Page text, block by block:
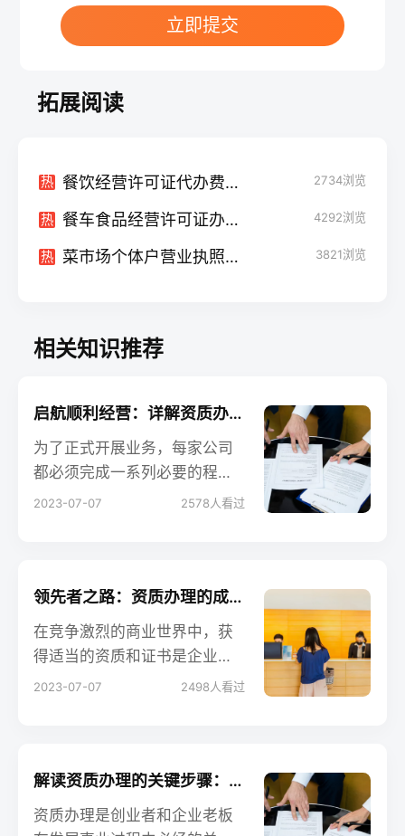
立即提交
拓展阅读
热 餐饮经营许可证代办费用及相关事项解析 2734浏览
热 餐车食品经营许可证办理指南：流程与要点 4292浏览
热 菜市场个体户营业执照注销：步骤与注意事项 3821浏览
相关知识推荐
启航顺利经营：详解资质办理与税务登记
为了正式开展业务，每家公司
都必须完成一系列必要的程
序，包括办理各种资质和进行
业者确保他们的公司合规经
营。
2023-07-07 2578人看过
领先者之路：资质办理的成功秘诀助您脱颖而出
在竞争激烈的商业世界中，获
得适当的资质和证书是企业跻
身行业领先者的关键一步。资
会计从业人员、企业老板和创
业者，揭示资质办理的成功秘
诀，助您在行业中脱颖而出。
2023-07-07 2498人看过
解读资质办理的关键步骤：让事业快速起航
资质办理是创业者和企业老板